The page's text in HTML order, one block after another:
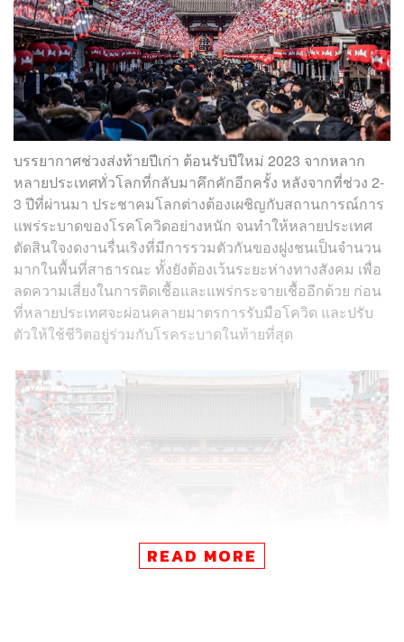
บรรยากาศช่วงส่งท้ายปีเก่า ต้อนรับปีใหม่ 2023 จากหลาก
หลายประเทศทั่วโลกที่กลับมาคึกคักอีกครั้ง หลังจากที่ช่วง 2-
3 ปีที่ผ่านมา ประชาคมโลกต่างต้องเผชิญกับสถานการณ์การ
แพร่ระบาดของโรคโควิดอย่างหนัก จนทำให้หลายประเทศ
ตัดสินใจงดงานรื่นเริงที่มีการรวมตัวกันของฝูงชนเป็นจำนวน
มากในพื้นที่สาธารณะ ทั้งยังต้องเว้นระยะห่างทางสังคม เพื่อ
ลดความเสี่ยงในการติดเชื้อและแพร่กระจายเชื้ออีกด้วย ก่อน
ที่หลายประเทศจะผ่อนคลายมาตรการรับมือโควิด และปรับ
ตัวให้ใช้ชีวิตอยู่ร่วมกับโรคระบาดในท้ายที่สุด
READ MORE